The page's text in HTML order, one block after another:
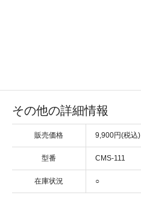
その他の詳細情報
販売価格 9,900円(税込)
型番 CMS-111
在庫状況 ○